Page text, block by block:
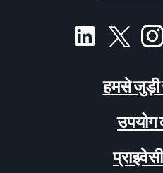
हमसे जुड़ी
उपयोग